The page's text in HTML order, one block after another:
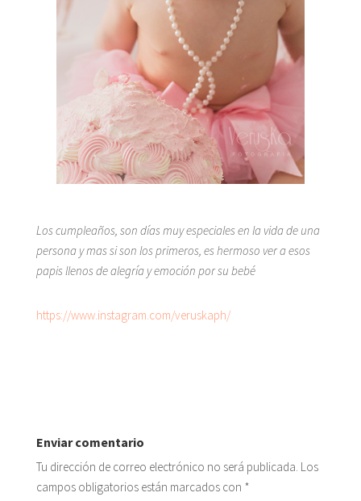
Los cumpleaños, son días muy especiales en la vida de una
persona y mas si son los primeros, es hermoso ver a esos
papis llenos de alegría y emoción por su bebé
https://www.instagram.com/veruskaph/
Enviar comentario
Tu dirección de correo electrónico no será publicada. Los
campos obligatorios están marcados con *